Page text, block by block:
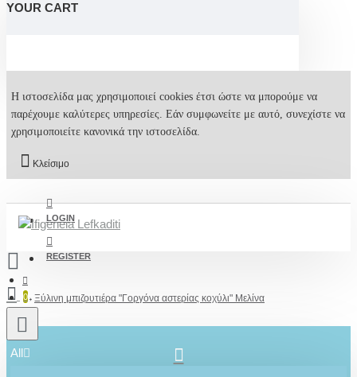
YOUR CART
Η ιστοσελίδα μας χρησιμοποιεί cookies έτσι ώστε να μπορούμε να
παρέχουμε καλύτερες υπηρεσίες. Εάν συμφωνείτε με αυτό, συνεχίστε να
χρησιμοποιείτε κανονικά την ιστοσελίδα.
Κλείσιμο
LOGIN
REGISTER
0
All
Ξύλινη μπιζουτιέρα "Γοργόνα αστερίας κοχύλι" Μελίνα